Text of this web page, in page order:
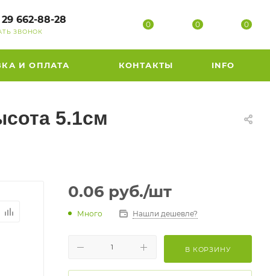
29 662-88-28
ЗВОНОК
0 0 0
И ОПЛАТА КОНТАКТЫ INFO
5.1см
0.06 руб./шт
Много Нашли дешевле?
В КОРЗИНУ